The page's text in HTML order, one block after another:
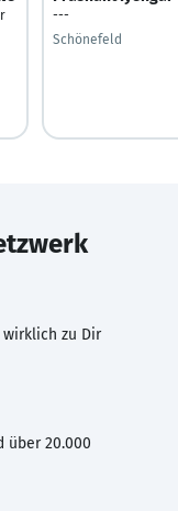
---
Schönefeld
wirklich zu Dir
über 20.000